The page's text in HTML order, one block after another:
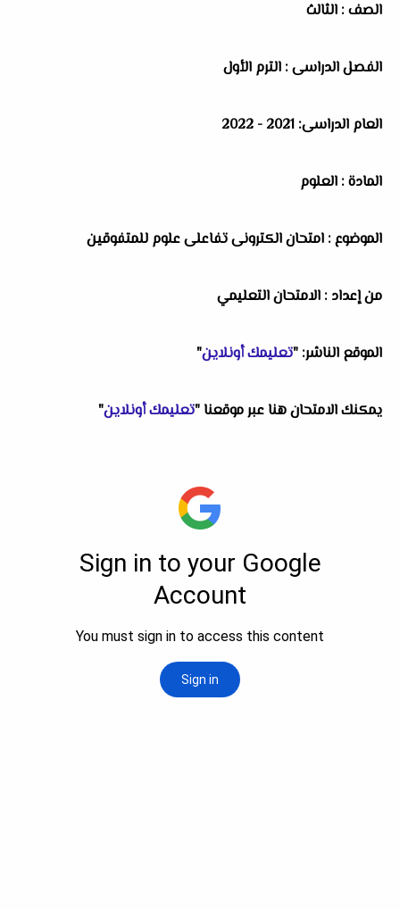
الصف : الثالث
الفصل الدراسى : الترم الأول
العام الدراسى: 2021 - 2022
المادة : العلوم
الموضوع : امتحان الكترونى تفاعلى علوم للمتفوقين
من إعداد : الامتحان التعليمي
الموقع الناشر: "تعليمك أونلاين"
يمكنك الامتحان هنا عبر موقعنا "تعليمك أونلاين"